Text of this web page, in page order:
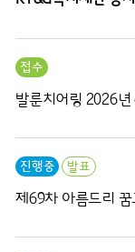
접수
발룬치어링 2026년
진행중 발표
제69차 아름드리